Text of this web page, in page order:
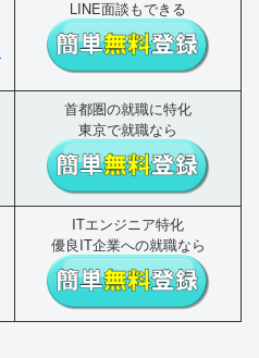
LINE面談もできる
首都圏の就職に特化
東京で就職なら
ITエンジニア特化
優良IT企業への就職なら